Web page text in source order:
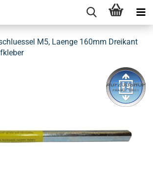
M5, La­en­ge 160mm Drei­kant